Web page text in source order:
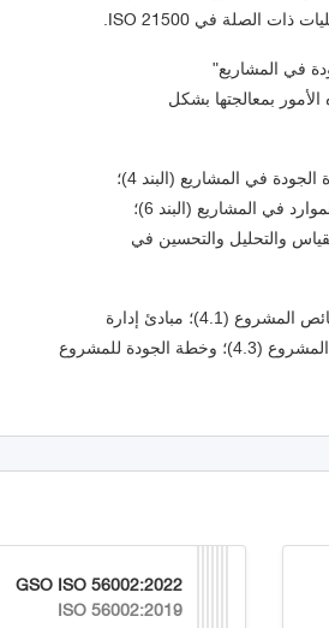
ذات الصلة في ISO 21500
GSO ISO 56002:2022
ISO 56002:2019